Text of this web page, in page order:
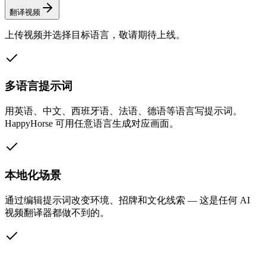
翻译视频
上传视频并选择目标语言，敬请期待上线。
多语言提示词
用英语、中文、西班牙语、法语、德语等语言写提示词。
HappyHorse 可用任意语言生成对应画面。
本地化场景
通过编辑提示词改变环境、招牌和文化线索 — 这是任何 AI
视频翻译器都做不到的。